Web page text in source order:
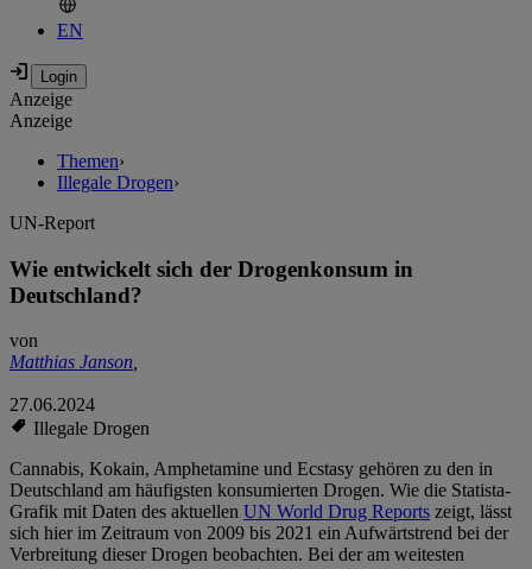
EN
Anzeige
Anzeige
Themen›
Illegale Drogen›
UN-Report
Wie entwickelt sich der Drogenkonsum in
Deutschland?
von
Matthias Janson,
27.06.2024
Illegale Drogen
Cannabis, Kokain, Amphetamine und Ecstasy gehören zu den in
Deutschland am häufigsten konsumierten Drogen. Wie die Statista-
Grafik mit Daten des aktuellen UN World Drug Reports zeigt, lässt
sich hier im Zeitraum von 2009 bis 2021 ein Aufwärtstrend bei der
Verbreitung dieser Drogen beobachten. Bei der am weitesten